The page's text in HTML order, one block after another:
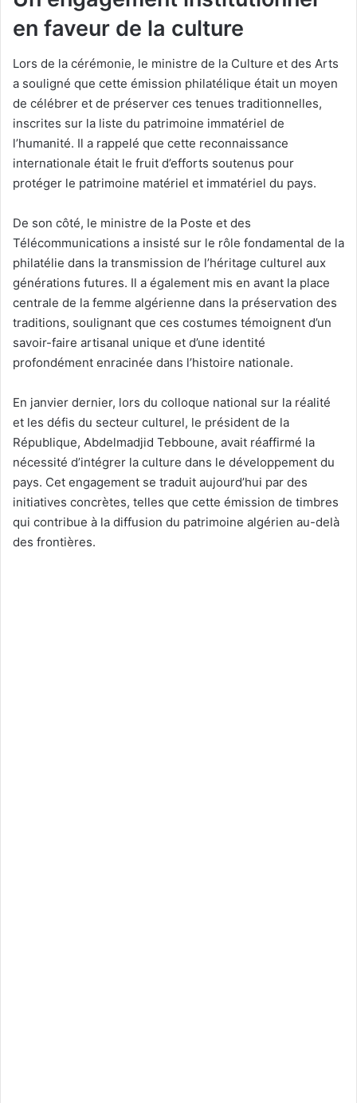
en faveur de la culture
Lors de la cérémonie, le ministre de la Culture et des Arts
a souligné que cette émission philatélique était un moyen
de célébrer et de préserver ces tenues traditionnelles,
inscrites sur la liste du patrimoine immatériel de
l’humanité. Il a rappelé que cette reconnaissance
internationale était le fruit d’efforts soutenus pour
protéger le patrimoine matériel et immatériel du pays.
De son côté, le ministre de la Poste et des
Télécommunications a insisté sur le rôle fondamental de la
philatélie dans la transmission de l’héritage culturel aux
générations futures. Il a également mis en avant la place
centrale de la femme algérienne dans la préservation des
traditions, soulignant que ces costumes témoignent d’un
savoir-faire artisanal unique et d’une identité
profondément enracinée dans l’histoire nationale.
En janvier dernier, lors du colloque national sur la réalité
et les défis du secteur culturel, le président de la
République, Abdelmadjid Tebboune, avait réaffirmé la
nécessité d’intégrer la culture dans le développement du
pays. Cet engagement se traduit aujourd’hui par des
initiatives concrètes, telles que cette émission de timbres
qui contribue à la diffusion du patrimoine algérien au-delà
des frontières.